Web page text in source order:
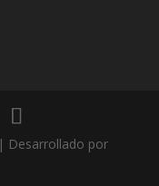
| Desarrollado por